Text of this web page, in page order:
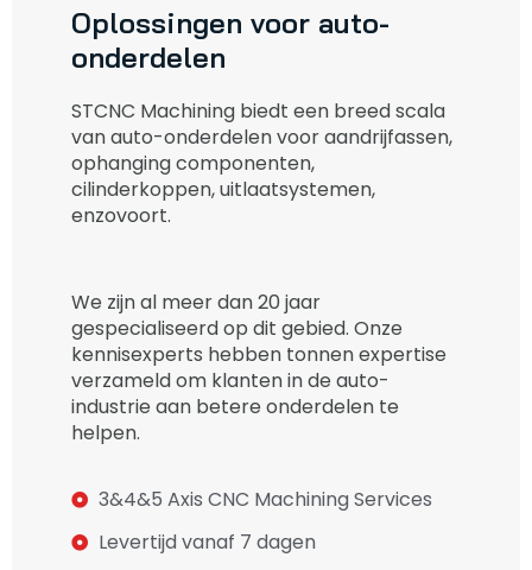
Oplossingen voor auto-
onderdelen
STCNC Machining biedt een breed scala
van auto-onderdelen voor aandrijfassen,
ophanging componenten,
cilinderkoppen, uitlaatsystemen,
enzovoort.
We zijn al meer dan 20 jaar
gespecialiseerd op dit gebied. Onze
kennisexperts hebben tonnen expertise
verzameld om klanten in de auto-
industrie aan betere onderdelen te
helpen.
3&4&5 Axis CNC Machining Services
Levertijd vanaf 7 dagen